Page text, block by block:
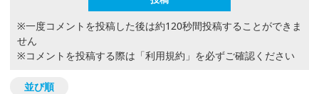
※一度コメントを投稿した後は約120秒間投稿することができま
せん
※コメントを投稿する際は 「利用規約」 を必ずご確認ください
並び順